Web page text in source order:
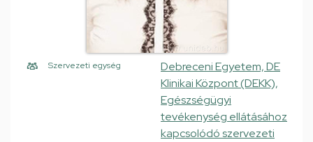
Szervezeti egység
Debreceni Egyetem, DE
Klinikai Központ (DEKK),
Egészségügyi
tevékenység ellátásához
kapcsolódó szervezeti